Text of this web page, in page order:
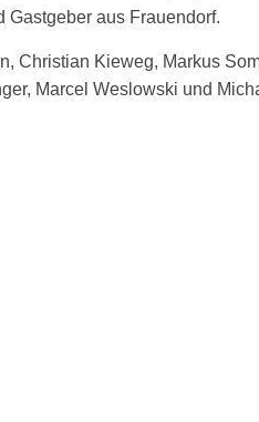
Gastgeber aus Frauendorf.
Christian Kieweg, Markus
Marcel Weslowski und